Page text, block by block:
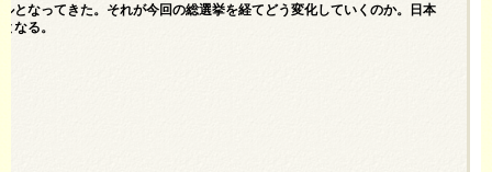
となってきた。それが今回の総選挙を経てどう変化していくのか。日本
なる。